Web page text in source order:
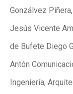
Gonzálvez
Jesús Vicente
de Bufete Diego
Antón
Ingeniería,